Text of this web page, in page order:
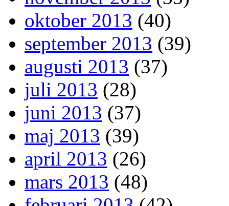
oktober 2013 (40)
september 2013 (39)
augusti 2013 (37)
juli 2013 (28)
juni 2013 (37)
maj 2013 (39)
april 2013 (26)
mars 2013 (48)